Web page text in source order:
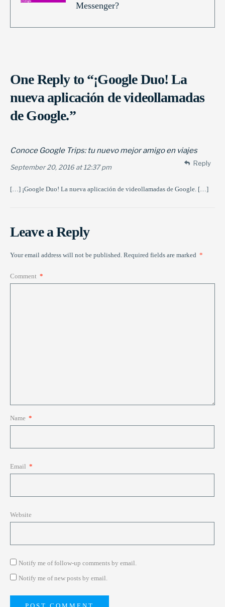
Messenger?
One Reply to “¡Google Duo! La
nueva aplicación de videollamadas
de Google.”
Conoce Google Trips: tu nuevo mejor amigo en viajes
September 20, 2016 at 12:37 pm
[…] ¡Google Duo! La nueva aplicación de videollamadas de Google. […]
Reply
Leave a Reply
Your email address will not be published. Required fields are marked *
Comment *
Name *
Email *
Website
Notify me of follow-up comments by email.
Notify me of new posts by email.